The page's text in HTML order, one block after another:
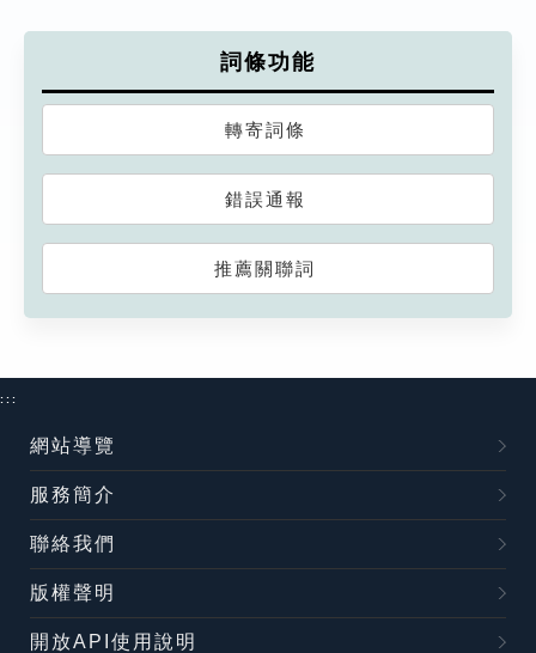
詞條功能
轉寄詞條
錯誤通報
推薦關聯詞
:::
網站導覽
服務簡介
聯絡我們
版權聲明
開放API使用說明